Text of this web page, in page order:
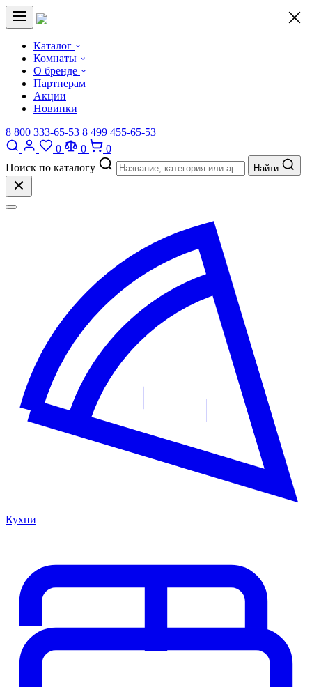
Каталог
Комнаты
О бренде
Партнерам
Акции
Новинки
8 800 333-65-53 8 499 455-65-53
0
0
0
Поиск по каталогу
Найти
Кухни
×